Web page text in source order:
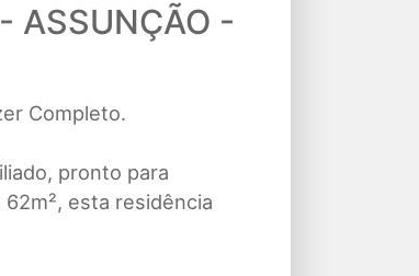
ASSUNÇÃO -
Completo.
pronto para
esta residência